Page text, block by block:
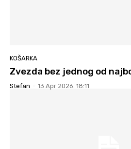
KOŠARKA
Zvezda bez jednog od
Stefan - 13 Apr 2026. 18:11